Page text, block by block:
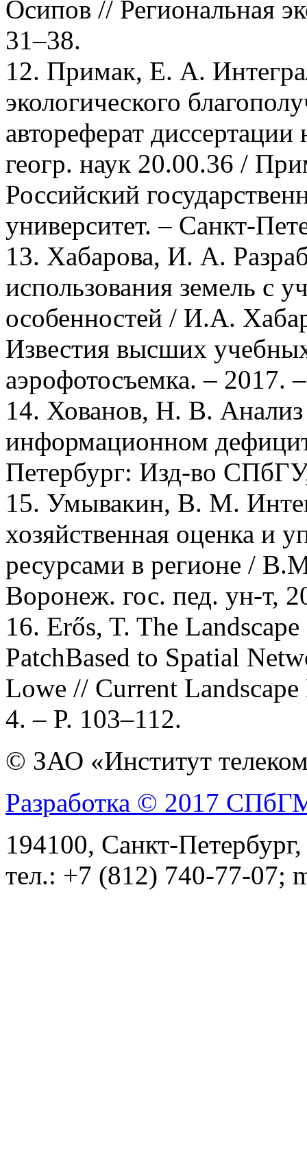
Осипов // Региональная
31–38.
12. Примак, Е. А.
экологического
автореферат
геогр. наук 20.00.36 /
Российский
университет. – Санкт-
13. Хабарова, И. А.
использования земель с
особенностей / И.А.
Известия высших
аэрофотосъемка. –
14. Хованов, Н. В. Анализ
информационном
Петербург: Изд-во
15. Умывакин, В. М.
хозяйственная оценка и
ресурсами в регионе /
Воронеж. гос. пед. ун-т,
16. Erős, T. The
PatchBased to Spatial
Lowe // Current
4. – P. 103–112.
© ЗАО «Институт
Разработка © 2017
194100, Санкт-
тел.: +7 (812) 740-77-07;